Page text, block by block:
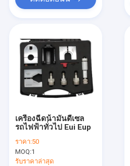
สินค้า
วิดีโอ
เกี่ยวกับเรา
ติดต่อเรา
เครื่องฉีดน้ํามันดีเซล
รถไฟฟ้าทั่วไป Eui Eup
ราคา:50
MOQ:1
รับราคาล่าสุด